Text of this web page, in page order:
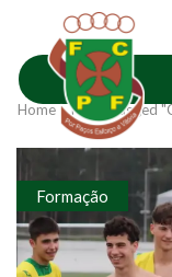
Home Posts Tagged
Formação